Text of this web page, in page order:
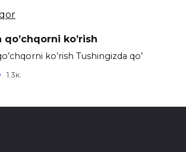
qo’chqorni ko’rish
ko’rish Tushingizda qo’
1.3к.